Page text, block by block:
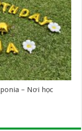
– Nơi học